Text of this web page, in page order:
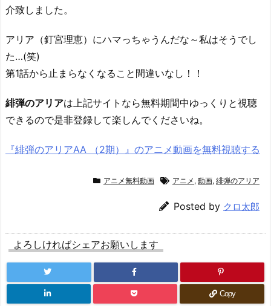
介致しました。
アリア（釘宮理恵）にハマっちゃうんだな～私はそうでし
た…(笑)
第1話から止まらなくなること間違いなし！！
緋弾のアリアは上記サイトなら無料期間中ゆっくりと視聴
できるので是非登録して楽しんでくださいね。
『緋弾のアリアAA （2期）』のアニメ動画を無料視聴する
アニメ無料動画 アニメ , 動画, 緋弾のアリア
Posted by クロ太郎
よろしければシェアお願いします
Copy